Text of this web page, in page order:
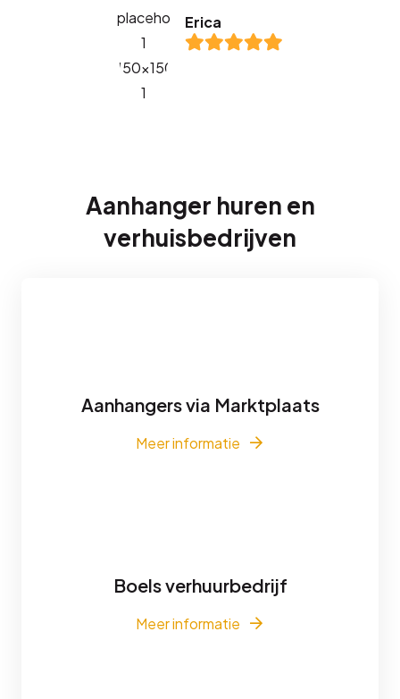
Erica
Aanhanger huren en
verhuisbedrijven
Aanhangers via Marktplaats
Meer informatie
Boels verhuurbedrijf
Meer informatie